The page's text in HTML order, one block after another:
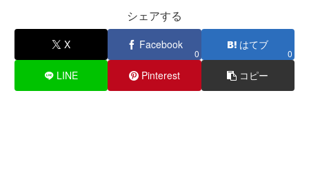
シェアする
X Facebook
0
はてブ
0
LINE Pinterest コピー